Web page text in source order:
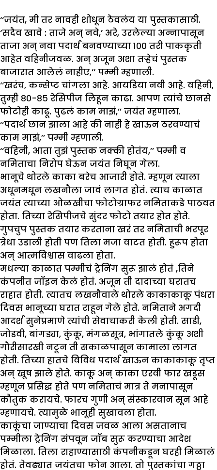
‘‘जयंत, मी तर नावही शोधून ठेवलंय या पुस्तकासाठी.
‘सदैव खावे : ताजे अन् नवे,’ अरे, उरलेल्या अन्नापासून
ताजा अन् नवा पदार्थ बनवण्याच्या १०० तरी पाककृती
आहेत वहिनीजवळ. अन् अजून अशा तऱ्हेचं पुस्तक
बाजारात आलेलं नाहीए,’’ पम्मी म्हणाली.
‘‘खरंच, कन्सेप्ट चांगला आहे. आयडिया नवी आहे. वहिनी,
तुम्ही ८०-८५ रेसिपीज लिहून काढा. आपण त्यांचे छानसे
फोटोही काढू. पुढलं काम माझं,’’ जयंत म्हणाला.
‘‘पदार्थ छान झाला आहे की नाही हे खाऊन ठरवण्याचं
काम माझं,’’ पम्मी म्हणाली.
‘‘वहिनी, आता तुझं पुस्तक नक्की होतंय,’’ पम्मी व
नमिताचा निरोप घेऊन जयंत निघून गेला.
भानूचे थोरले काका बरेच आजारी होते. म्हणून त्याला
अधूनमधून लखनौला जावं लागत होतं. त्याच काळात
जयंत त्याच्या ओळखीचा फोटोग्राफर नमिताकडे पाठवत
होता. तिच्या रेसिपीजचे सुंदर फोटो तयार होत होते.
गुपचुप पुस्तक तयार करताना खरं तर नमिताची भरपूर
त्रेधा उडाली होती पण तिला मजा वाटत होती. हुरूप होता
अन् आत्मविश्वास वाढला होता.
मधल्या काळात पम्मीचं ट्रेनिंग सुरू झालं होतं ,तिने
कंपनीत जॉइन केलं होतं. अजून ती दादाच्या घरातच
राहात होती. त्यातच लखनौवाले थोरले काकाकाकू पंधरा
दिवस भानूच्या घरात राहून गेले होते. नमिताने अगदी
आदर्श सुनेप्रमाणे त्यांची सेवाचाकरी केली होती. साडी,
जोडवी, बांगड्या, कुंकू, मंगळसूत्र, भांगातले कुंकू अशी
गौरीसारखी नटून ती सकाळपासून कामाला लागत
होती. तिच्या हातचे विविध पदार्थ खाऊन काकाकाकू तृप्त
अन् खूष झाले होते. काकू अन् काका एरवी फार खडूस
म्हणून प्रसिद्ध होते पण नमिताचं मात्र ते मनापासून
कौतुक करायचे. फारच गुणी अन् संस्कारवान सून आहे
म्हणायचे. त्यामुळे भानूही सुखावला होता.
काकूंचा जाण्याचा दिवस जवळ आला असतानाच
पम्मीला ट्रेनिंग संपवून जॉब सुरू करण्याचा आदेश
मिळाला. तिला राहाण्यासाठी कंपनीकडून घरही मिळालं
होतं. तेवढ्यात जयंतचा फोन आला. तो पुस्तकांचा गठ्ठा